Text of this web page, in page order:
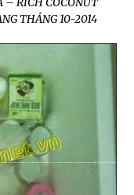
THÁNG 10-2014